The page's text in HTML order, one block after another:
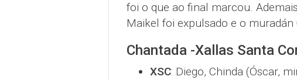
foi o que ao final marcou.
Maikel foi expulsado e o
Chantada -Xallas Santa
XSC: Diego, Chinda (Óscar,